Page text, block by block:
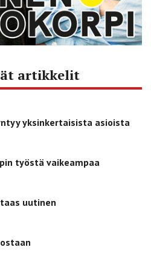
artikkelit
yksinkertaisista asioista
työstä vaikeampaa
uutinen